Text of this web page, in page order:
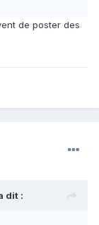
ne
Serge
de poster des
dit :